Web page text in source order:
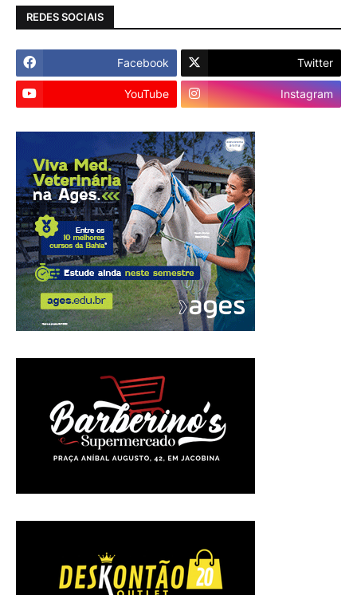
REDES SOCIAIS
Facebook Twitter
YouTube Instagram